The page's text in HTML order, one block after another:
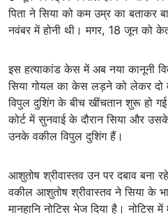
पिता ने सिया को कम उम्र का बताकर
नवंबर में होनी थी। मगर, 18 जून को
इस हत्याकांड केस में अब नया कानूनी
सिया गोयल का केस लड़ने को लेकर दो
विपुल दुशिंग के बीच खींचतान शुरू हो
कोर्ट में सुनवाई के दौरान सिया और
उनके वकील विपुल दुशिंग हैं।
आशुतोष श्रीवास्तव उन पर दबाव बना
वकील आशुतोष श्रीवास्तव ने सिया के
मानहानि नोटिस भेज दिया है। नोटिस